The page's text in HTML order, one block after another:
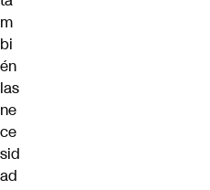
m
bi
én
las
ne
ce
sid
ad